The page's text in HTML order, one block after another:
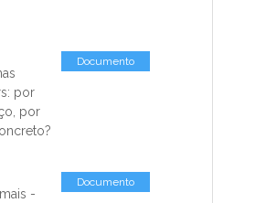
por
por
Documento
-
Documento